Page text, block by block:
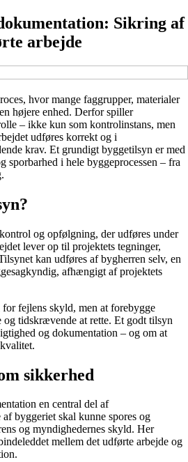
Sikring af
arbejde
hvor mange faggrupper, materialer
højere enhed. Derfor spiller
– ikke kun som kontrolinstans, men
udføres korrekt og i
krav. Et grundigt byggetilsyn er med
sporbarhed i hele byggeprocessen – fra
og opfølgning, der udføres under
lever op til projektets tegninger,
kan udføres af bygherren selv, en
afhængigt af projektets
fejlens skyld, men at forebygge
tidskrævende at rette. Et godt tilsyn
og dokumentation – og om at
sikkerhed
en central del af
byggeriet skal kunne spores og
og myndighedernes skyld. Her
mellem det udførte arbejde og